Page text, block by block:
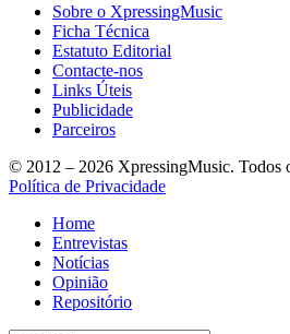
Sobre o XpressingMusic
Ficha Técnica
Estatuto Editorial
Contacte-nos
Links Úteis
Publicidade
Parceiros
© 2012 – 2026 XpressingMusic. Todos
Política de Privacidade
Home
Entrevistas
Notícias
Opinião
Repositório